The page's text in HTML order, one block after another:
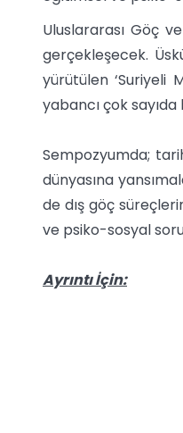
Uluslararası Göç
gerçekleşecek.
yürütülen ‘Suriyeli
yabancı çok sayıda
Sempozyumda;
dünyasına
de dış göç
ve psiko-sosyal
Ayrıntı İçin: